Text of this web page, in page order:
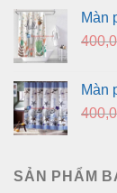
Màn
Màn
SẢN PHẨM